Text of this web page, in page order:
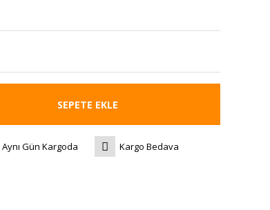
SEPETE EKLE
Gün Kargoda Kargo Bedava